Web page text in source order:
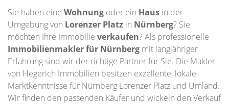
Sie haben eine Wohnung oder ein Haus in der
Umgebung von Lorenzer Platz in Nürnberg? Sie
möchten Ihre Immobilie verkaufen? Als professionelle
Immobilienmakler für Nürnberg mit langjähriger
Erfahrung sind wir der richtige Partner für Sie. Die Makler
von Hegerich Immobilien besitzen exzellente, lokale
Marktkenntnisse für Nürnberg Lorenzer Platz und Umland.
Wir finden den passenden Käufer und wickeln den Verkauf